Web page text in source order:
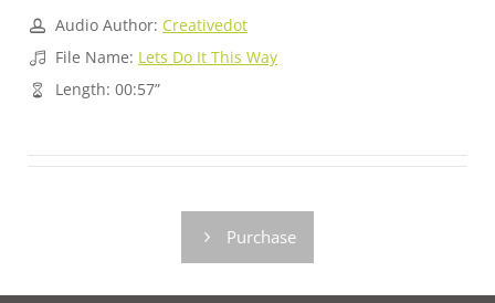
Audio Author: Creativedot
File Name: Lets Do It This Way
Length: 00:57”
Purchase